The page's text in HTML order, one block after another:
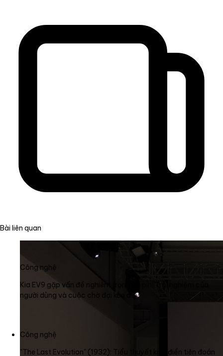
Bài liên quan
Công nghệ
Kia EV9 gặp vấn đề nghiêm trọng về pin: Trải nghiệm của
người dùng và cuộc chờ đợi kéo dài
Công nghệ
"The Last Evolution" (1932): Tiểu thuyết kinh điển tiên đoán